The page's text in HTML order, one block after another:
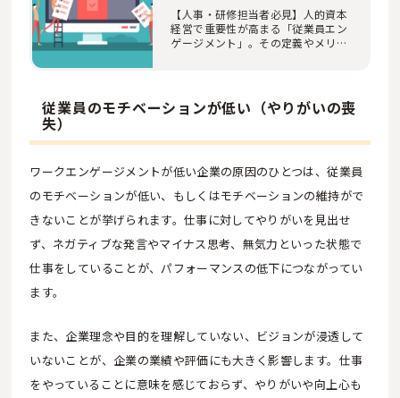
【人事・研修担当者必見】人的資本
経営で重要性が高まる「従業員エン
ゲージメント」。その定義やメリッ
従業員のモチベーションが低い（やりがいの喪
失）
ワークエンゲージメントが低い企業の原因のひとつは、従業員
のモチベーションが低い、もしくはモチベーションの維持がで
きないことが挙げられます。仕事に対してやりがいを見出せ
ず、ネガティブな発言やマイナス思考、無気力といった状態で
仕事をしていることが、パフォーマンスの低下につながってい
ます。
また、企業理念や目的を理解していない、ビジョンが浸透して
いないことが、企業の業績や評価にも大きく影響します。仕事
をやっていることに意味を感じておらず、やりがいや向上心も